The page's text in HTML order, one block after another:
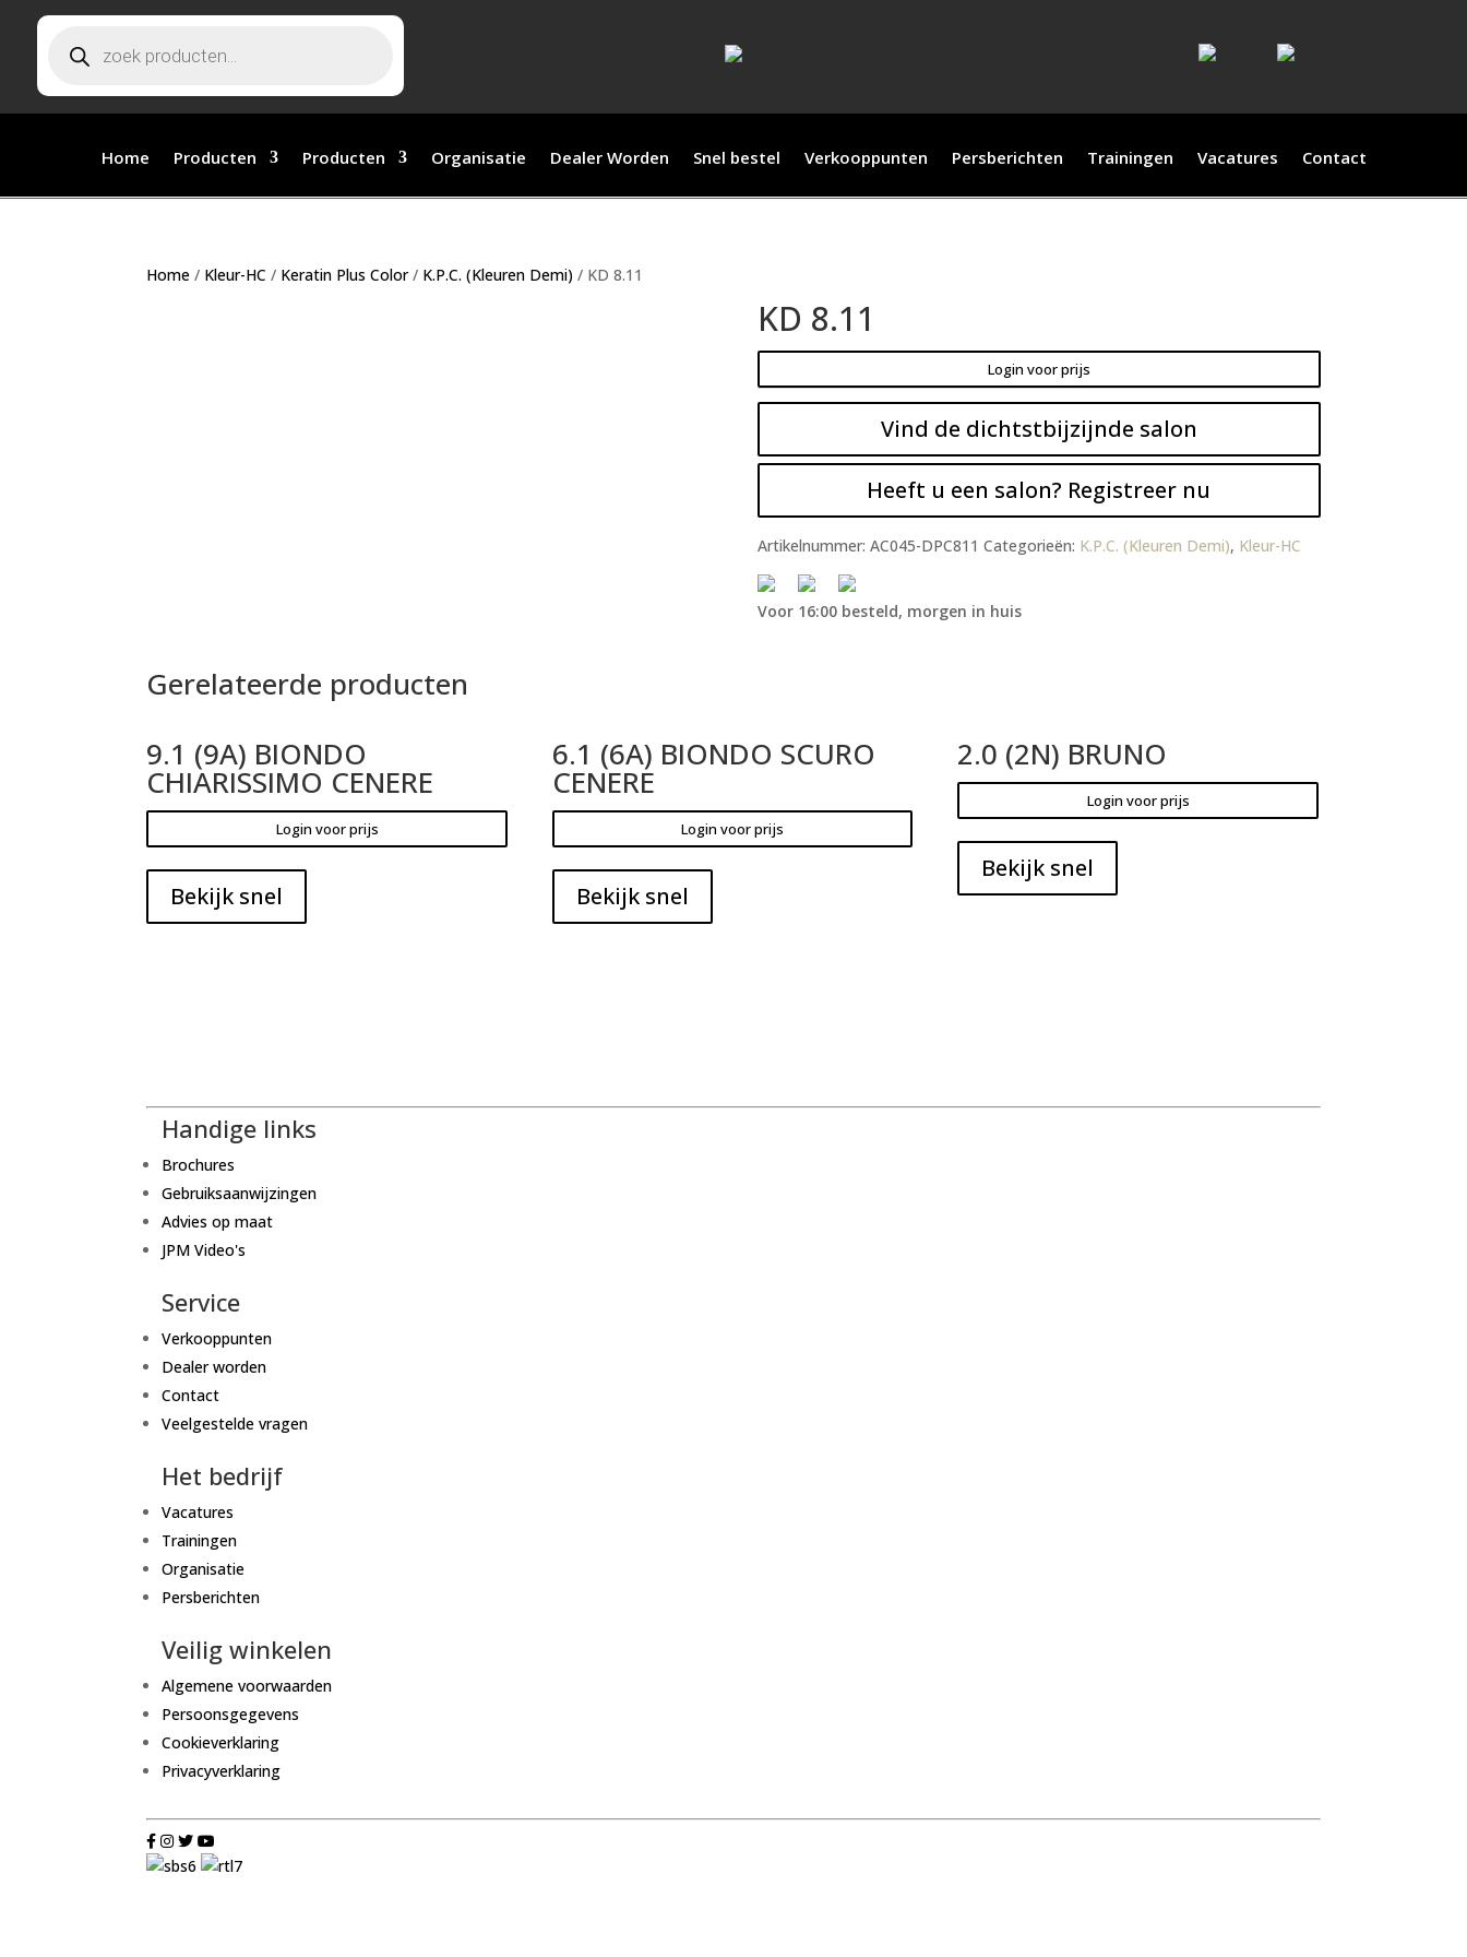
Home Producten Producten Organisatie Dealer Worden Snel bestel Verkooppunten Persberichten Trainingen Vacatures Contact
Home / Kleur-HC / Keratin Plus Color/ K.P.C. (Kleuren Demi) / KD 8.11
KD 8.11
Login voor prijs
Vind de dichtstbijzijnde salon
Heeft u een salon? Registreer nu
Artikelnummer: AC045-DPC811 Categorieën: K.P.C. (Kleuren Demi), Kleur-HC
Voor 16:00 besteld, morgen in huis
Gerelateerde producten
9.1 (9A) BIONDO
CHIARISSIMO CENERE
Login voor prijs
Bekijk snel
6.1 (6A) BIONDO SCURO
CENERE
Login voor prijs
Bekijk snel
2.0 (2N) BRUNO
Login voor prijs
Bekijk snel
Handige links
Brochures
Gebruiksaanwijzingen
Advies op maat
JPM Video's
Service
Verkooppunten
Dealer worden
Contact
Veelgestelde vragen
Het bedrijf
Vacatures
Trainingen
Organisatie
Persberichten
Veilig winkelen
Algemene voorwaarden
Persoonsgegevens
Cookieverklaring
Privacyverklaring